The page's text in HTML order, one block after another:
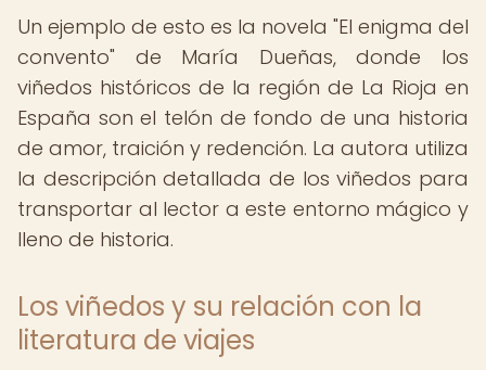
Un ejemplo de esto es la novela "El enigma del
convento" de María Dueñas, donde los
viñedos históricos de la región de La Rioja en
España son el telón de fondo de una historia
de amor, traición y redención. La autora utiliza
la descripción detallada de los viñedos para
transportar al lector a este entorno mágico y
lleno de historia.
Los viñedos y su relación con la
literatura de viajes